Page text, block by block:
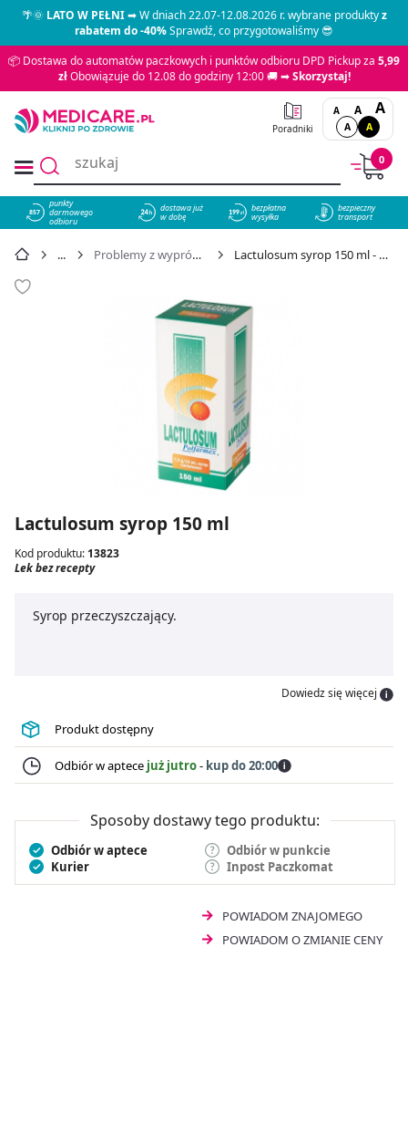
🌴🌞LATO W PEŁNI➡ W dniach 22.07-12.08.2026 r. wybrane produktyz
rabatem do -40%Sprawdź, co przygotowaliśmy 😎
📦 Dostawa do automatów paczkowych i punktów odbioru DPD Pickup za 5,99
złObowiązuje do 12.08 do godziny 12:00 🚚 ➡Skorzystaj!
Poradniki
A A A
A A
0
857
punkty
darmowego
odbioru
dostawa już
w dobę
bezpłatna
wysyłka
bezpieczny
transport
Problemy z wypróżnianiem Lactulosum syrop 150 ml - cena 9,95 zł
Lactulosum syrop 150 ml
Kod produktu: 13823
Lek bez recepty
Syrop przeczyszczający.
Dowiedz się więcej
Produkt dostępny
Odbiór w aptece już jutro- kup do 20:00
Sposoby dostawy tego produktu:
Odbiór w aptece
Odbiór w punkcie
Kurier
Inpost Paczkomat
POWIADOM ZNAJOMEGO
POWIADOM O ZMIANIE CENY